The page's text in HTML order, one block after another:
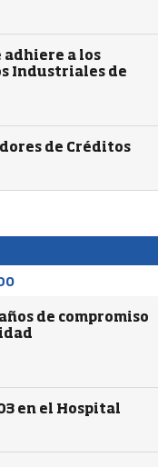
adhiere a los
Industriales de
de Créditos
de compromiso
en el Hospital